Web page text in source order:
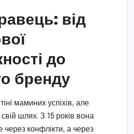
від
до
бренду
маминих успіхів, але
шлях. З 15 років вона
конфлікти, а через